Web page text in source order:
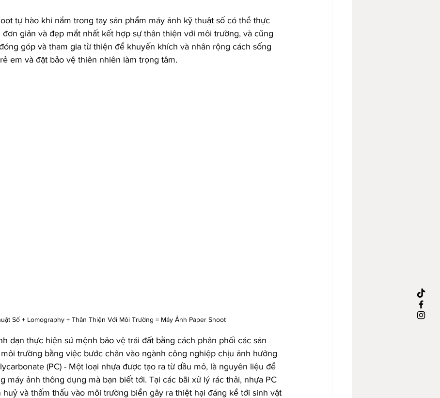
tự hào khi nắm trong tay sản phẩm máy ảnh kỹ thuật số có thể thực
giản và đẹp mắt nhất kết hợp sự thân thiện với môi trường, và cũng
góp và tham gia từ thiện để khuyến khích và nhân rộng cách sống
em và đặt bảo vệ thiên nhiên làm trọng tâm.
Số + Lomography + Thân Thiện Với Môi Trường = Máy Ảnh Paper Shoot
dạn thực hiện sứ mệnh bảo vệ trái đất bằng cách phân phối các sản
trường bằng việc bước chân vào ngành công nghiệp chịu ảnh hưởng
(PC) - Một loại nhựa được tạo ra từ dầu mỏ, là nguyên liệu để
máy ảnh thông dụng mà bạn biết tới. Tại các bãi xử lý rác thải, nhựa PC
huỷ và thấm thấu vào môi trường biển gây ra thiệt hại đáng kể tới sinh vật